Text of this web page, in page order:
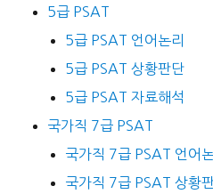
5급 PSAT
5급 PSAT 언어논리
5급 PSAT 상황판단
5급 PSAT 자료해석
국가직 7급 PSAT
국가직 7급 PSAT 언어
국가직 7급 PSAT 상황